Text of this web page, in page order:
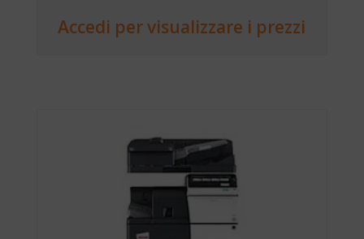
Accedi per visualizzare i prezzi